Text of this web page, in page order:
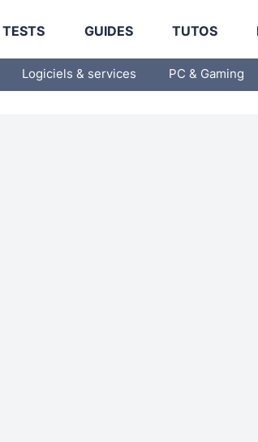
TESTS GUIDES TUTOS
Logiciels & services PC & Gaming